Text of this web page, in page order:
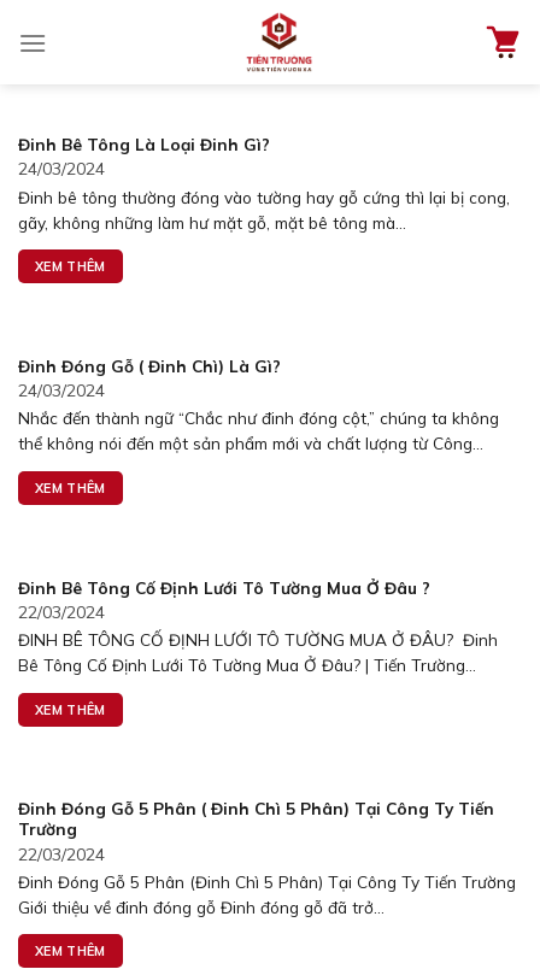
đến
Đinh Bê Tông Là Loại Đinh Gì?
24/03/2024
Đinh bê tông thường đóng vào tường hay gỗ cứng thì lại bị cong,
gãy, không những làm hư mặt gỗ, mặt bê tông mà...
XEM THÊM
Đinh Đóng Gỗ ( Đinh Chì) Là Gì?
24/03/2024
Nhắc đến thành ngữ “Chắc như đinh đóng cột,” chúng ta không
thể không nói đến một sản phẩm mới và chất lượng từ Công...
XEM THÊM
Đinh Bê Tông Cố Định Lưới Tô Tường Mua Ở Đâu ?
22/03/2024
ĐINH BÊ TÔNG CỐ ĐỊNH LƯỚI TÔ TƯỜNG MUA Ở ĐÂU? Đinh
Bê Tông Cố Định Lưới Tô Tường Mua Ở Đâu? | Tiến Trường...
XEM THÊM
Đinh Đóng Gỗ 5 Phân ( Đinh Chì 5 Phân) Tại Công Ty Tiến
Trường
22/03/2024
Đinh Đóng Gỗ 5 Phân (Đinh Chì 5 Phân) Tại Công Ty Tiến Trường
Giới thiệu về đinh đóng gỗ Đinh đóng gỗ đã trở...
XEM THÊM